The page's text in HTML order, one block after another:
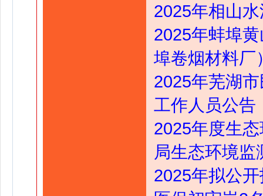
2025年相山
2025年蚌埠
埠卷烟材料厂
2025年芜湖
工作人员公告
2025年度生
局生态环境监
2025年拟公